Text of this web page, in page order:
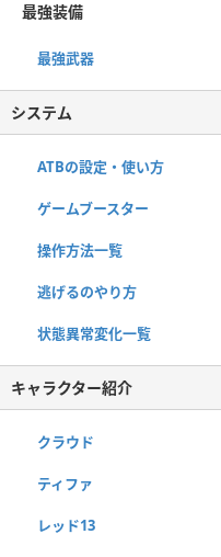
最強装備
最強武器
システム
ATBの設定・使い方
ゲームブースター
操作方法一覧
逃げるのやり方
状態異常変化一覧
キャラクター紹介
クラウド
ティファ
レッド13